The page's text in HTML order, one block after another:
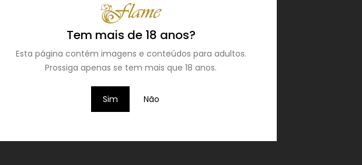
Tem mais de 18 anos?
Esta página contém imagens e conteúdos para adultos.
Prossiga apenas se tem mais que 18 anos.
Sim Não
de usar e limpar, tornando cada momento mais prazeroso.
com 2 motores F1.
incluído).
e fácil de limpar).